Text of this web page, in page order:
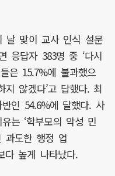
날 맞이 교사 인식 설문
응답자 383명 중 ‘다시
은 15.7%에 불과했으
지 않겠다’고 답했다. 최
인 54.6%에 달했다. 사
는 ‘학부모의 악성 민
과도한 행정 업
다 높게 나타났다.